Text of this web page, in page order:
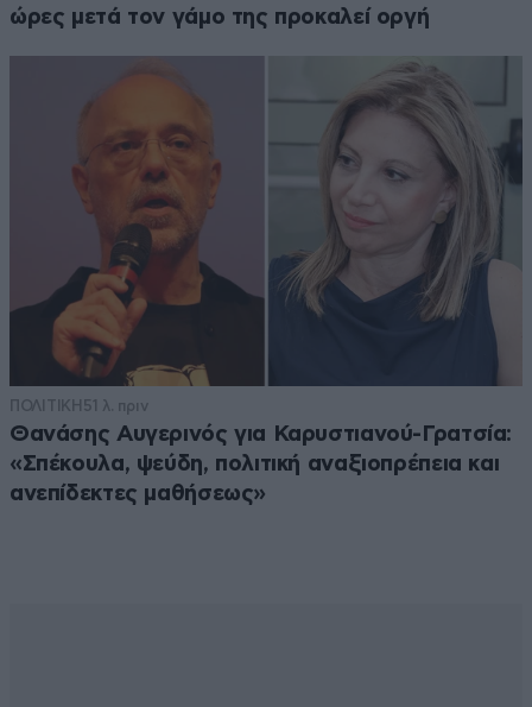
ώρες μετά τον γάμο της προκαλεί οργή
ΠΟΛΙΤΙΚΗ 51 λ. πριν
Θανάσης Αυγερινός για Καρυστιανού-Γρατσία:
«Σπέκουλα, ψεύδη, πολιτική αναξιοπρέπεια και
ανεπίδεκτες μαθήσεως»